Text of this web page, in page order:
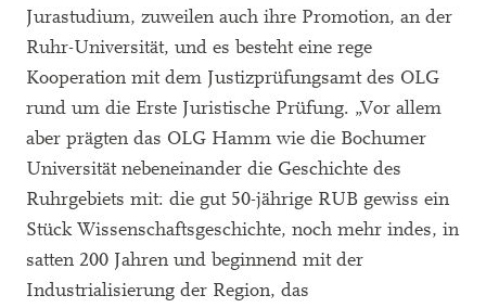
Jurastudium, zuweilen auch ihre Promotion, an der
Ruhr-Universität, und es besteht eine rege
Kooperation mit dem Justizprüfungsamt des OLG
rund um die Erste Juristische Prüfung. „Vor allem
aber prägten das OLG Hamm wie die Bochumer
Universität nebeneinander die Geschichte des
Ruhrgebiets mit: die gut 50-jährige RUB gewiss ein
Stück Wissenschaftsgeschichte, noch mehr indes, in
satten 200 Jahren und beginnend mit der
Industrialisierung der Region, das